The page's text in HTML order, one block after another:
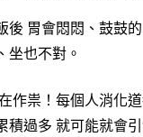
後 胃會悶悶、鼓鼓
坐也不對。
作祟！每個人消化
積過多 就可能就會